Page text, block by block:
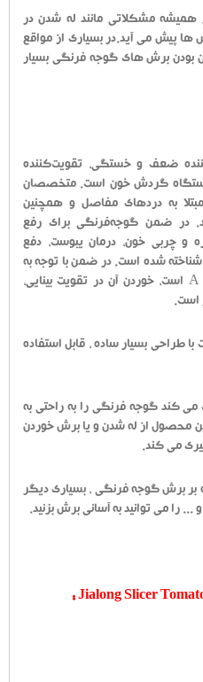
مشکلاتی مانند له شدن در
پیش می آید.در بسیاری از مواقع
بودن برش های گوجه فرنگی بسیار
ضعف و خستگی، تقویت‌کننده
گردش خون است. متخصصان
به دردهای مفاصل و همچنین
در ضمن گوجه‌فرنگی برای رفع
و چربی خون، درمان یبوست، دفع
شده است. در ضمن با توجه به
اینکه گوجه فرنگی حاوی ویتامین A است، خوردن آن در تقویت بینایی،
است.
بسیار ساده ، قابل استفاده
کند گوجه فرنگی را به راحتی به
محصول از له شدن و یا برش خوردن
می کند.
بر برش گوجه فرنگی ، بسیاری دیگر
... را می توانید به آسانی برش بزنید.